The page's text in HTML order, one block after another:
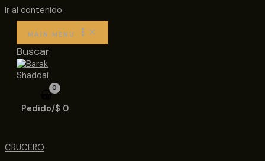
Ir al contenido
MAIN MENU
Buscar
Pedido/$ 0
CRUCERO